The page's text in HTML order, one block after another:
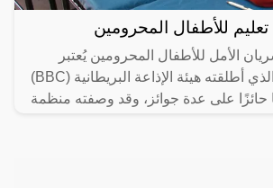
للأطفال المحرومين
الأمل للأطفال المحرومين يُعتبر
برنامج "درس" الذي أطلقته هيئة الإذاعة البريطانية (BBC)
حائزًا على عدة جوائز، وقد وصفته منظمة